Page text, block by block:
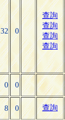
32 0
查詢
查詢
查詢
查詢
0 0
8 0 查詢